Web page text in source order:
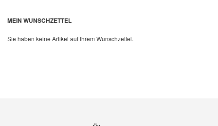
Quickview
MEIN WUNSCHZETTEL
Sie haben keine Artikel auf Ihrem Wunschzettel.